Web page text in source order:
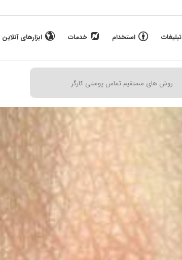
تبلیغات استخدام خدمات ابزارهای آنلاین
روش های مستقیم تماس پوستی کارگر